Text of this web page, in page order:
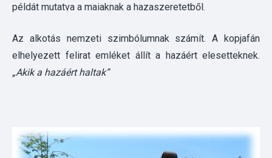
„Akik a hazáért haltak”